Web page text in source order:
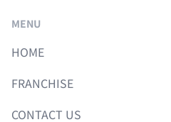
MENU
HOME
FRANCHISE
CONTACT US